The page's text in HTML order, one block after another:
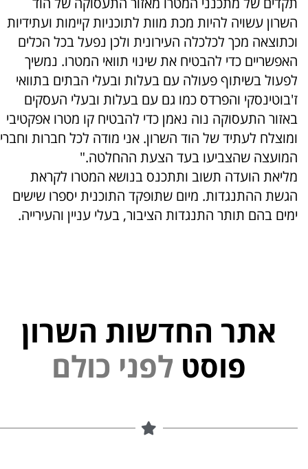
השרון עשויה להיות מכת מוות לתוכניות קיימות ועתידיות
וכתוצאה מכך לכלכלה העירונית ולכן נפעל בכל הכלים
האפשריים כדי להבטיח את שינוי תוואי המטרו. נמשיך
לפעול בשיתוף פעולה עם בעלות ובעלי הבתים בתוואי
ז'בוטינסקי והפרדס כמו גם עם בעלות ובעלי העסקים
באזור התעסוקה נוה נאמן כדי להבטיח קו מטרו אפקטיבי
ומוצלח לעתיד של הוד השרון. אני מודה לכל חברות וחברי
המועצה שהצביעו בעד הצעת ההחלטה."
מליאת הועדה תשוב ותתכנס בנושא המטרו לקראת
הגשת ההתנגדות. מיום שתופקד התוכנית יספרו שישים
ימים בהם תותר התנגדות הציבור, בעלי עניין והעירייה.
אתר החדשות השרון
פוסט